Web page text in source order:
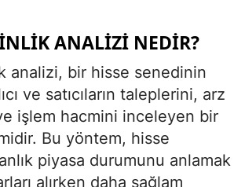
ANALIZI NEDIR?
analizi, bir hisse senedinin
ve satıcıların taleplerini, arz
işlem hacmini inceleyen bir
Bu yöntem, hisse
piyasa durumunu anlamak
alırken daha sağlam